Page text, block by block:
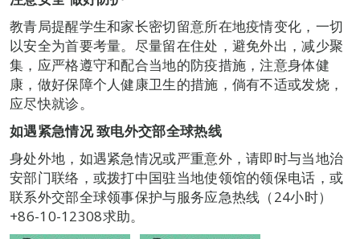
教青局提醒学生和家长密切留意所在地疫情变化，一切
以安全为首要考量。尽量留在住处，避免外出，减少聚
集，应严格遵守和配合当地的防疫措施，注意身体健
康，做好保障个人健康卫生的措施，倘有不适或发烧，
应尽快就诊。
如遇紧急情况致电外交部全球热线
身处外地，如遇紧急情况或严重意外，请即时与当地治
安部门联络，或拨打中国驻当地使领馆的领保电话，或
联系外交部全球领事保护与服务应急热线（24小时）
+86-10-12308求助。